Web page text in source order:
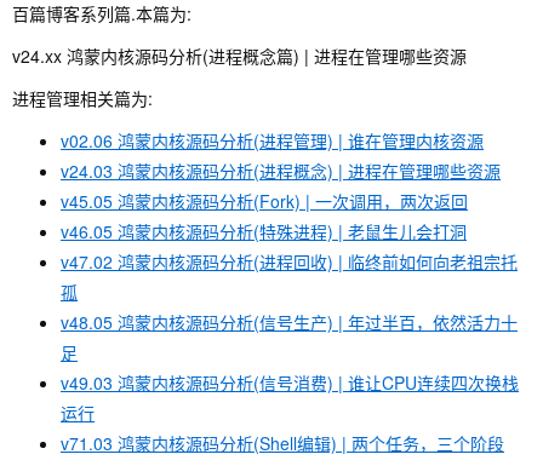
百篇博客系列篇.本篇为:
v24.xx 鸿蒙内核源码分析(进程概念篇) | 进程在管理哪些资源
进程管理相关篇为:
v02.06 鸿蒙内核源码分析(进程管理) | 谁在管理内核资源
v24.03 鸿蒙内核源码分析(进程概念) | 进程在管理哪些资源
v45.05 鸿蒙内核源码分析(Fork) | 一次调用，两次返回
v46.05 鸿蒙内核源码分析(特殊进程) | 老鼠生儿会打洞
v47.02 鸿蒙内核源码分析(进程回收) | 临终前如何向老祖宗托
孤
v48.05 鸿蒙内核源码分析(信号生产) | 年过半百，依然活力十
足
v49.03 鸿蒙内核源码分析(信号消费) | 谁让CPU连续四次换栈
运行
v71.03 鸿蒙内核源码分析(Shell编辑) | 两个任务，三个阶段